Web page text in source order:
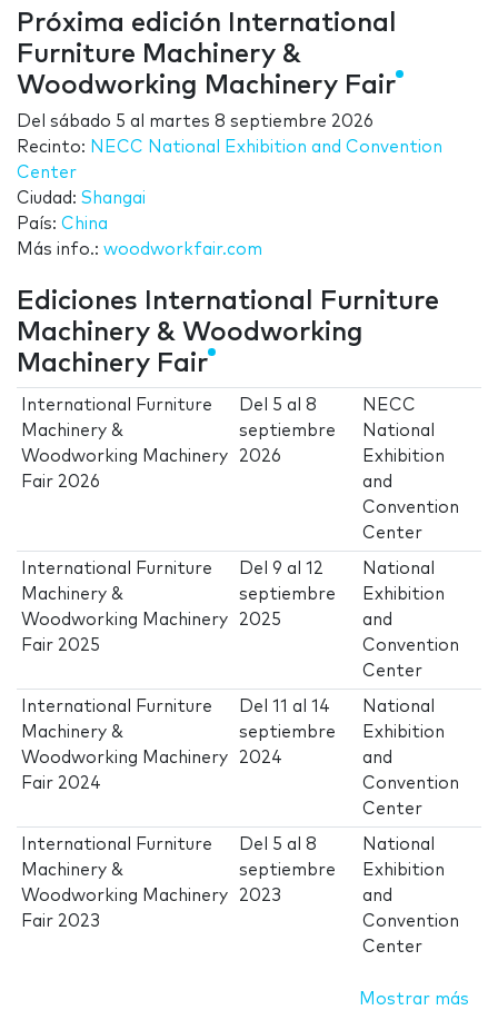
Próxima edición International
Furniture Machinery &
Woodworking Machinery Fair
Del sábado 5 al martes 8 septiembre 2026
Recinto: NECC National Exhibition and Convention
Center
Ciudad: Shangai
País: China
Más info.: woodworkfair.com
Ediciones International Furniture
Machinery & Woodworking
Machinery Fair
International Furniture
Machinery &
Woodworking Machinery
Fair 2026
Del 5 al8
septiembre
2026
NECC
National
Exhibition
and
Convention
Center
International Furniture
Machinery &
Woodworking Machinery
Fair 2025
Del9 al12
septiembre
2025
National
Exhibition
and
Convention
Center
International Furniture
Machinery &
Woodworking Machinery
Fair 2024
Del11 al14
septiembre
2024
National
Exhibition
and
Convention
Center
International Furniture
Machinery &
Woodworking Machinery
Fair 2023
Del 5 al8
septiembre
2023
National
Exhibition
and
Convention
Center
Mostrar más